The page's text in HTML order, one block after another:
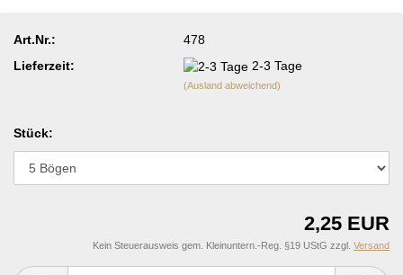
Art.Nr.:
478
Lieferzeit:
2-3 Tage
(Ausland abweichend)
Stück:
2,25 EUR
Kein Steuerausweis gem. Kleinuntern.-Reg. §19 UStG zzgl. Versand